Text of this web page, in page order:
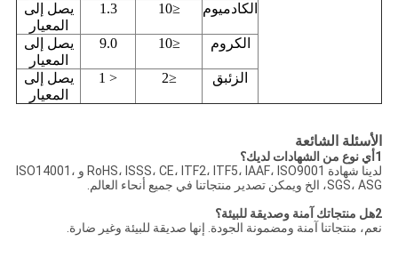
الكادميوم
≤10
1.3
المعيار
الكروم
≤10
9.0
المعيار
الزئبق
≤2
< 1
المعيار
الأسئلة الشائعة
1أي نوع من الشهادات لديك؟
لدينا شهادة RoHS، ISSS، CE، ITF2، ITF5، IAAF، ISO9001 و ISO14001،
SGS، ASG، الخ ويمكن تصدير منتجاتنا في جميع أنحاء العالم.
2هل منتجاتك آمنة وصديقة للبيئة؟
نعم، منتجاتنا آمنة ومضمونة الجودة. إنها صديقة للبيئة وغير ضارة.